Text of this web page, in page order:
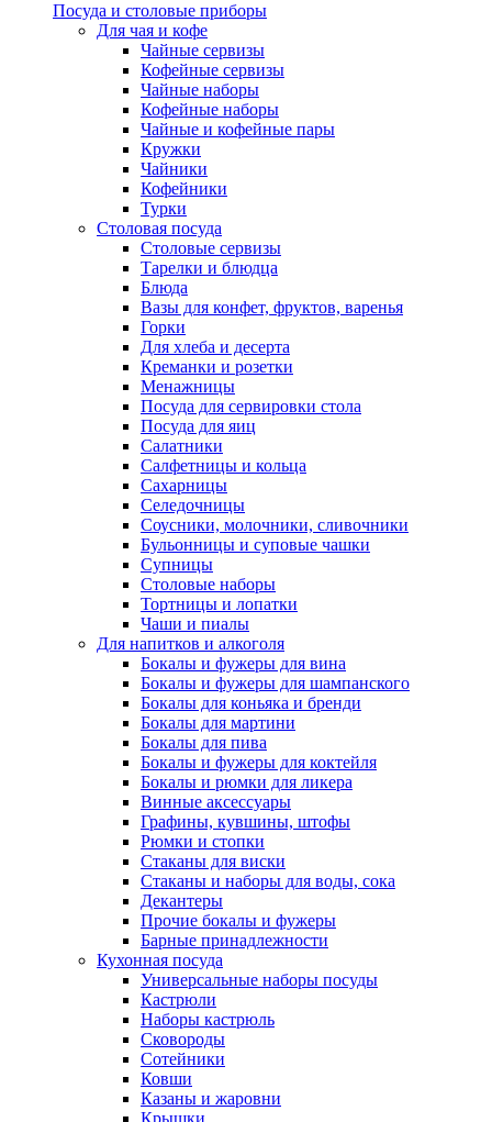
Посуда и столовые приборы
Для чая и кофе
Чайные сервизы
Кофейные сервизы
Чайные наборы
Кофейные наборы
Чайные и кофейные пары
Кружки
Чайники
Кофейники
Турки
Столовая посуда
Столовые сервизы
Тарелки и блюдца
Блюда
Вазы для конфет, фруктов, варенья
Горки
Для хлеба и десерта
Креманки и розетки
Менажницы
Посуда для сервировки стола
Посуда для яиц
Салатники
Салфетницы и кольца
Сахарницы
Селедочницы
Соусники, молочники, сливочники
Бульонницы и суповые чашки
Супницы
Столовые наборы
Тортницы и лопатки
Чаши и пиалы
Для напитков и алкоголя
Бокалы и фужеры для вина
Бокалы и фужеры для шампанского
Бокалы для коньяка и бренди
Бокалы для мартини
Бокалы для пива
Бокалы и фужеры для коктейля
Бокалы и рюмки для ликера
Винные аксессуары
Графины, кувшины, штофы
Рюмки и стопки
Стаканы для виски
Стаканы и наборы для воды, сока
Декантеры
Прочие бокалы и фужеры
Барные принадлежности
Кухонная посуда
Универсальные наборы посуды
Кастрюли
Наборы кастрюль
Сковороды
Сотейники
Ковши
Казаны и жаровни
Крышки